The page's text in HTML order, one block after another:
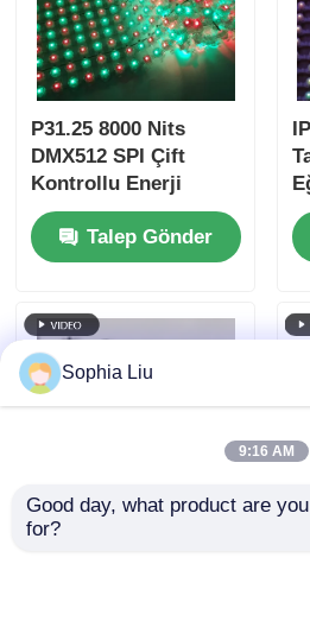
Çapraz Çapraz
Çapraz Çapraz
Çapraz Çapraz
Çapraz Çapraz Çaplı
Çaplı Çaplı Çaplı
Çaplı Çaplı Çaplı
Çaplı Çaplı Çaplı
Çaplı Çaplı
P31.25 8000 Nits
DMX512 SPI Çift
Kontrollu Enerji
Tasarrufu Düşük
Güçlü Dış LED Mesh
Ekranı
Talep Gönder
Sophia Liu
9:16 AM
Good day, what product are
for?